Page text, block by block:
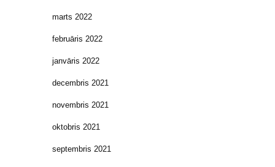
marts 2022
februāris 2022
janvāris 2022
decembris 2021
novembris 2021
oktobris 2021
septembris 2021